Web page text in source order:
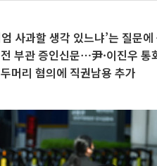
사과할 생각 있느냐’는 질문
부관 증인신문⋯尹·이진우 통
머리 혐의에 직권남용 추가